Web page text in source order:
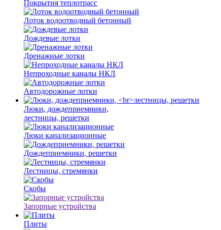
Покрытия теплотрасс
Лоток водоотводный бетонный
Дождевые лотки
Дренажные лотки
Непроходные каналы НКЛ
Автодорожные лотки
Люки, дождеприемники,
лестницы, решетки
Люки канализационные
Дождеприемники, решетки
Лестницы, стремянки
Скобы
Запорные устройства
Плиты